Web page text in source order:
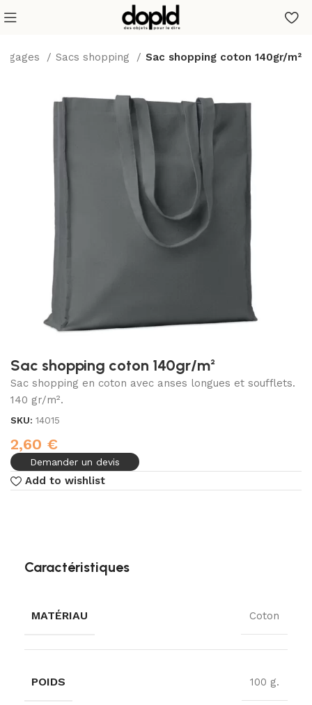
Sacs shopping Sac shopping coton 140gr/m²
Sac shopping coton 140gr/m²
Sac shopping en coton avec anses longues et soufflets.
140 gr/m².
SKU:14015
2,60 €
Demander un devis
Add to wishlist
Caractéristiques
MATÉRIAU Coton
POIDS 100 g.